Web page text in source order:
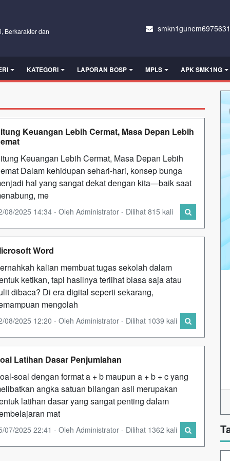
Berkarakter dan
KATEGORI LAPORAN BOSP MPLS APK SMK1NG
Keuangan Lebih Cermat, Masa Depan Lebih
Keuangan Lebih Cermat, Masa Depan Lebih
Dalam kehidupan sehari-hari, konsep bunga
hal yang sangat dekat dengan kita—baik saat
me
08/2025 14:34 - Oleh Administrator - Dilihat 815 kali
Word
kalian membuat tugas sekolah dalam
ketikan, tapi hasilnya terlihat biasa saja atau
dibaca? Di era digital seperti sekarang,
mengolah
08/2025 12:20 - Oleh Administrator - Dilihat 1039 kali
Latihan Dasar Penjumlahan
soal dengan format a + b maupun a + b + c yang
angka satuan bilangan asli merupakan
latihan dasar yang sangat penting dalam
mat
07/2025 22:41 - Oleh Administrator - Dilihat 1362 kali